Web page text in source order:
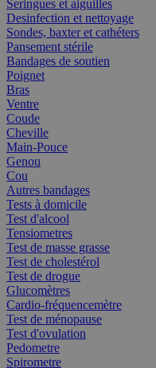
Seringues et aiguilles
Desinfection et nettoyage
Sondes, baxter et cathéters
Pansement stérile
Bandages de soutien
Poignet
Bras
Ventre
Coude
Cheville
Main-Pouce
Genou
Cou
Autres bandages
Tests à domicile
Test d'alcool
Tensiometres
Test de masse grasse
Test de cholestérol
Test de drogue
Glucomètres
Cardio-fréquencemètre
Test de ménopause
Test d'ovulation
Pedometre
Spirometre